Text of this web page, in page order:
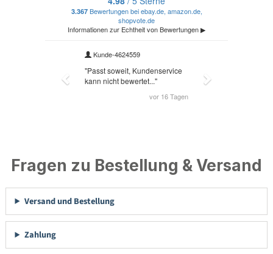
Fragen zu Bestellung & Versand
Versand und Bestellung
Zahlung